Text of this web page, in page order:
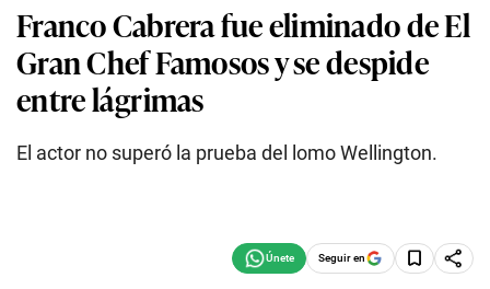
Franco Cabrera fue eliminado de El
Gran Chef Famosos y se despide
entre lágrimas
El actor no superó la prueba del lomo Wellington.
Seguir en